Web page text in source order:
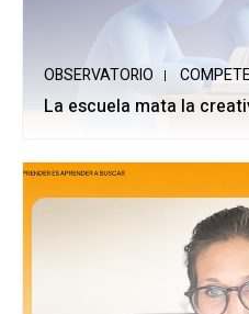
OBSERVATORIO
La escuela mata la